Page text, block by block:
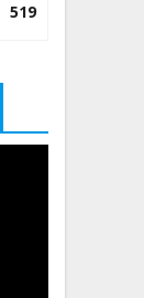
519